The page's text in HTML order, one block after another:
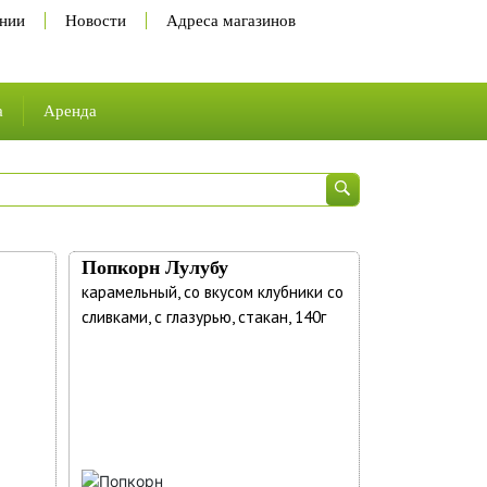
Новости Адреса магазинов
труда
Аренда
Попкорн Лулубу
карамельный, со вкусом клубники со
сливками, с глазурью, стакан, 140г